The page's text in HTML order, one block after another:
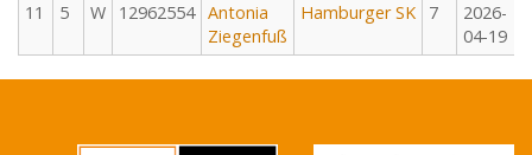
11
5 W 12962554 Antonia
Ziegenfuß
Hamburger SK 7
2026-
04-19